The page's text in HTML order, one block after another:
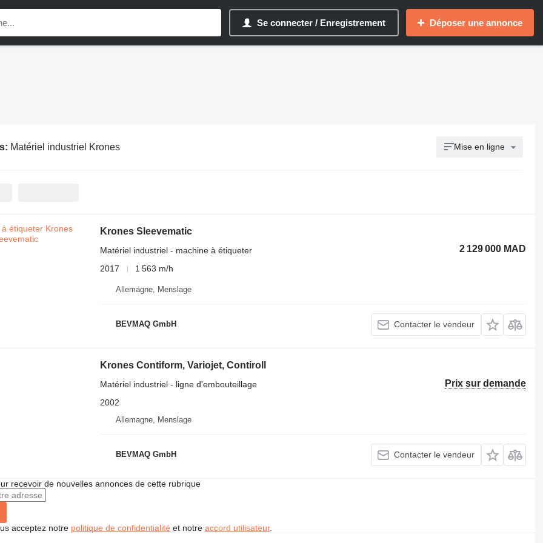
Se connecter / Enregistrement Déposer une annonce
Matériel industriel Krones Mise en ligne
Krones Sleevematic
2 129 000 MAD
Matériel industriel - machine à étiqueter
2017
1 563 m/h
Allemagne, Menslage
BEVMAQ GmbH Contacter le vendeur
Krones Contiform, Variojet, Contiroll
Prix sur demande
Matériel industriel - ligne d'embouteillage
2002
Allemagne, Menslage
BEVMAQ GmbH Contacter le vendeur
recevoir de nouvelles annonces de cette rubrique
acceptez notre politique de confidentialité et notre accord utilisateur.